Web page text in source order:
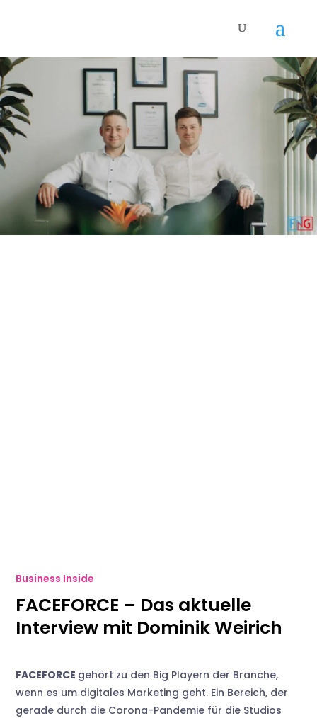
Business Inside
FACEFORCE – Das aktuelle
Interview mit Dominik Weirich
FACEFORCE gehört zu den Big Playern der Branche,
wenn es um digitales Marketing geht. Ein Bereich, der
gerade durch die Corona-Pandemie für die Studios